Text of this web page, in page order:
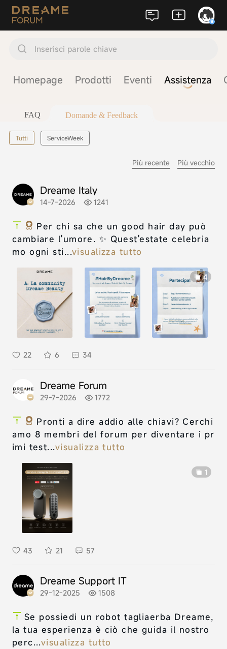
Inserisci parole chiave
Homepage Prodotti Eventi Assistenza
FAQ Domande & Feedback
Tutti ServiceWeek
Più recente Più vecchio
Dreame Italy
14-7-2026 1241
Per chi sa che un good hair day può
cambiare l'umore. ✨ Quest'estate celebria
mo ogni sti...visualizza tutto
4
22 6 34
Dreame Forum
29-7-2026 1772
Pronti a dire addio alle chiavi? Cerchi
amo 8 membri del forum per diventare i pr
imi test...visualizza tutto
1
43 21 57
Dreame Support IT
29-12-2025 1508
Se possiedi un robot tagliaerba Dreame,
la tua esperienza è ciò che guida il nostro
perc...visualizza tutto